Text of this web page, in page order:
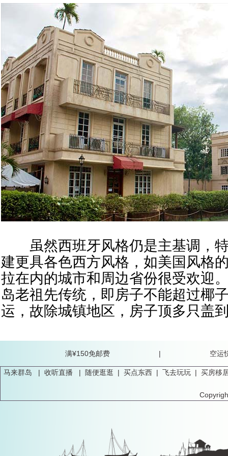
虽然西班牙风格仍是主基调，特
建更具各色西方风格，如美国风格
拉在内的城市和周边省份很受欢迎
岛老祖先传统，即房子不能超过椰
运，故除城镇地区，房子顶多只盖
满¥150免邮费 |
马来群岛 |收听直播 | 随便逛逛 |买点东西 |飞去玩玩 |买房移